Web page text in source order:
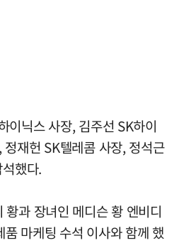
이닉스 사장, 김주선 SK하이
재헌 SK텔레콤 사장, 정석근
했다.
과 장녀인 메디슨 황 엔비디
마케팅 수석 이사와 함께 했